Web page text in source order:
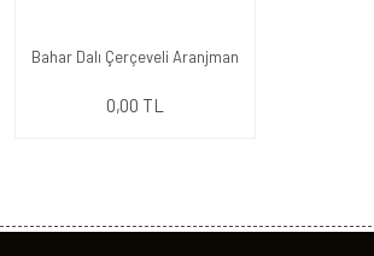
Bahar Dalı Çerçeveli Aranjman
0,00 TL